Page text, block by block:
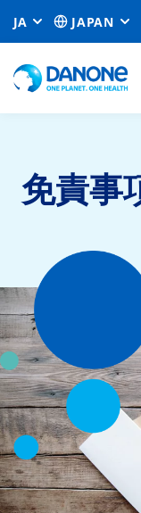
JA JAPAN
免責事